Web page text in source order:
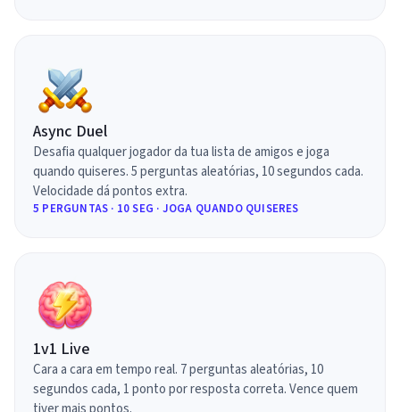
Async Duel
Desafia qualquer jogador da tua lista de amigos e joga
quando quiseres. 5 perguntas aleatórias, 10 segundos cada.
Velocidade dá pontos extra.
5 PERGUNTAS · 10 SEG · JOGA QUANDO QUISERES
1v1 Live
Cara a cara em tempo real. 7 perguntas aleatórias, 10
segundos cada, 1 ponto por resposta correta. Vence quem